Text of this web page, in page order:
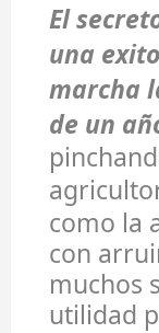
El
una
marcha
de un
como la
con
muchos
utilidad